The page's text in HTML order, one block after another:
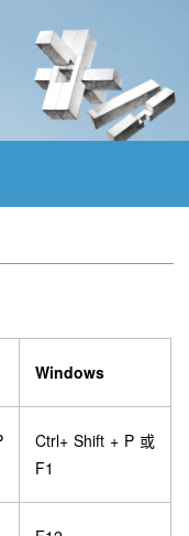
Windows
Ctrl+ Shift + P 或
F1